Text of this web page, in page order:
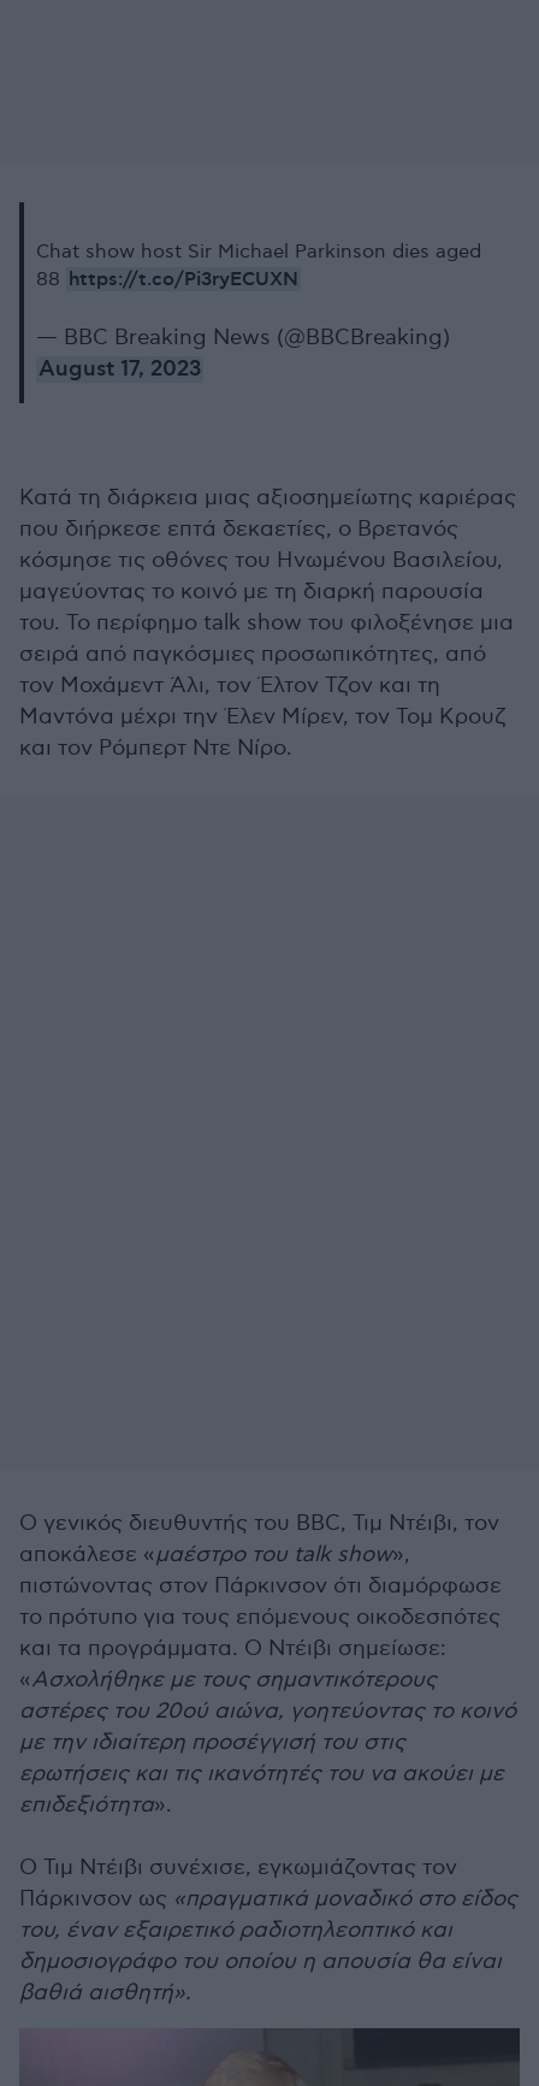
Chat show host Sir Michael Parkinson dies aged
88 https://t.co/Pi3ryECUXN
— BBC Breaking News (@BBCBreaking)
August 17, 2023
Κατά τη διάρκεια μιας αξιοσημείωτης καριέρας
που διήρκεσε επτά δεκαετίες, ο Βρετανός
κόσμησε τις οθόνες του Ηνωμένου Βασιλείου,
μαγεύοντας το κοινό με τη διαρκή παρουσία
του. Το περίφημο talk show του φιλοξένησε μια
σειρά από παγκόσμιες προσωπικότητες, από
τον Μοχάμεντ Άλι, τον Έλτον Τζον και τη
Μαντόνα μέχρι την Έλεν Μίρεν, τον Τομ Κρουζ
και τον Ρόμπερτ Ντε Νίρο.
Ο γενικός διευθυντής του BBC, Τιμ Ντέιβι, τον
αποκάλεσε «μαέστρο του talk show»,
πιστώνοντας στον Πάρκινσον ότι διαμόρφωσε
το πρότυπο για τους επόμενους οικοδεσπότες
και τα προγράμματα. Ο Ντέιβι σημείωσε:
«Ασχολήθηκε με τους σημαντικότερους
αστέρες του 20ού αιώνα, γοητεύοντας το κοινό
με την ιδιαίτερη προσέγγισή του στις
ερωτήσεις και τις ικανότητές του να ακούει με
επιδεξιότητα».
Ο Τιμ Ντέιβι συνέχισε, εγκωμιάζοντας τον
Πάρκινσον ως «πραγματικά μοναδικό στο είδος
του, έναν εξαιρετικό ραδιοτηλεοπτικό και
δημοσιογράφο του οποίου η απουσία θα είναι
βαθιά αισθητή».